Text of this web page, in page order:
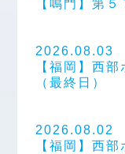
【鳴門】第
2026.08.03
【福岡】西
（最終日）
2026.08.02
【福岡】西